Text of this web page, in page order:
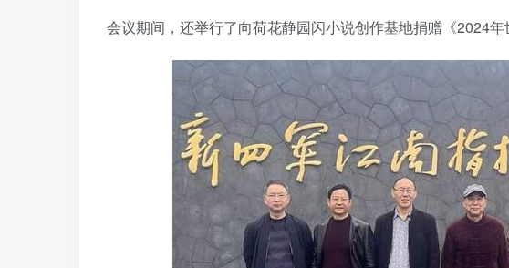
会议期间，还举行了向荷花静园闪小说创作基地捐赠《2024年